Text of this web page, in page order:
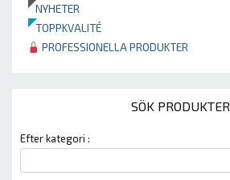
NYHETER
TOPPKVALITÉ
PROFESSIONELLA PRODUKTER
SÖK PRODUKTER
Efter kategori :